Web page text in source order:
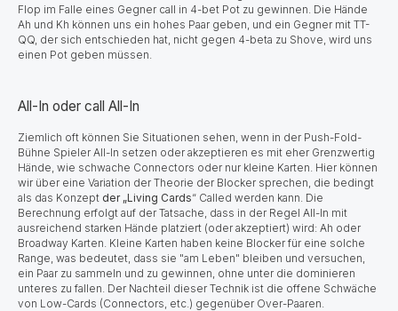
Flop im Falle eines Gegner call in 4-bet Pot zu gewinnen. Die Hände
Ah und Kh können uns ein hohes Paar geben, und ein Gegner mit TT-
QQ, der sich entschieden hat, nicht gegen 4-beta zu Shove, wird uns
einen Pot geben müssen.
All-In oder call All-In
Ziemlich oft können Sie Situationen sehen, wenn in der Push-Fold-
Bühne Spieler All-In setzen oder akzeptieren es mit eher Grenzwertig
Hände, wie schwache Connectors oder nur kleine Karten. Hier können
wir über eine Variation der Theorie der Blocker sprechen, die bedingt
als das Konzept der „Living Cards“ Called werden kann. Die
Berechnung erfolgt auf der Tatsache, dass in der Regel All-In mit
ausreichend starken Hände platziert (oder akzeptiert) wird: Ah oder
Broadway Karten. Kleine Karten haben keine Blocker für eine solche
Range, was bedeutet, dass sie "am Leben" bleiben und versuchen,
ein Paar zu sammeln und zu gewinnen, ohne unter die dominieren
unteres zu fallen. Der Nachteil dieser Technik ist die offene Schwäche
von Low-Cards (Connectors, etc.) gegenüber Over-Paaren.